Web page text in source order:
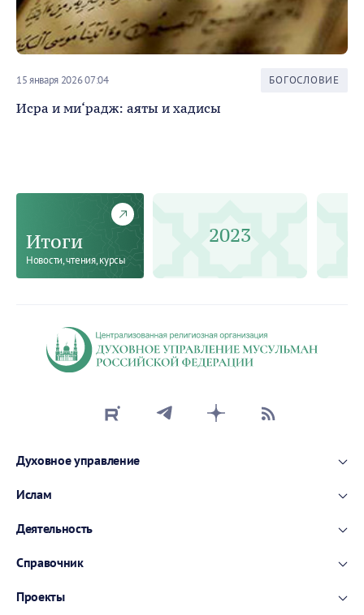
15 января 2026 07:04 БОГОСЛОВИЕ
Исра и ми‘радж: аяты и хадисы
Итоги
Новости, чтения, курсы
2023
Духовное управление
Ислам
Деятельность
Справочник
Проекты